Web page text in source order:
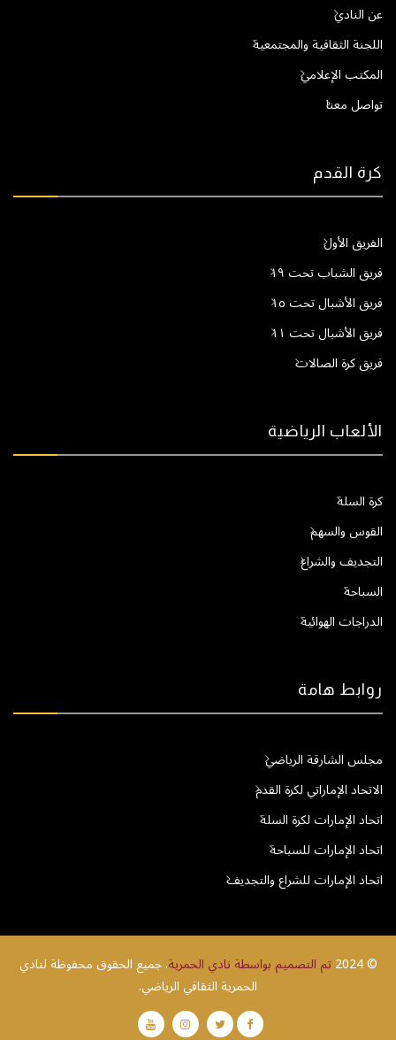
عن النادي
اللجنة الثقافية والمجتمعية
المكتب الإعلامي
تواصل معنا
كرة القدم
الفريق الأول
فريق الشباب تحت ١٩
فريق الأشبال تحت ١٥
فريق الأشبال تحت ١١
فريق كرة الصالات
الألعاب الرياضية
كرة السلة
القوس والسهم
التجديف والشراع
السباحة
الدراجات الهوائية
روابط هامة
مجلس الشارقة الرياضي
الاتحاد الإماراتي لكرة القدم
اتحاد الإمارات لكرة السلة
اتحاد الإمارات للسباحة
اتحاد الإمارات للشراع والتجديف
© 2024 تم التصميم بواسطة نادي الحمرية. جميع الحقوق محفوظة لنادي
الحمرية الثقافي الرياضي.